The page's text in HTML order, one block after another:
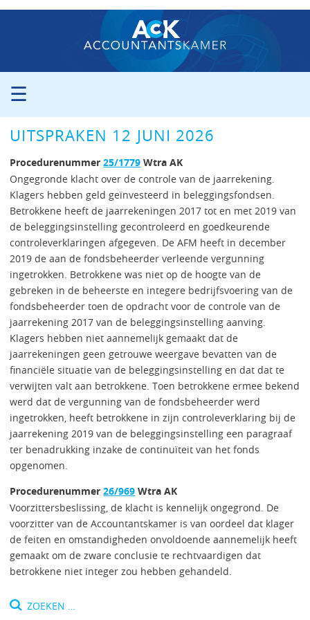
☰
ORGANISATIE
PROCEDURE
PERS
PUBLICATIES
UITSPRAKEN
ZITTINGSAGENDA
CONTACT
UITSPRAKEN 12 JUNI 2026
Procedurenummer25/1779 Wtra AK
Ongegronde klacht over de controle van de jaarrekening.
Klagers hebben geld geïnvesteerd in beleggingsfondsen.
Betrokkene heeft de jaarrekeningen 2017 tot en met 2019 van
de beleggingsinstelling gecontroleerd en goedkeurende
controleverklaringen afgegeven. De AFM heeft in december
2019 de aan de fondsbeheerder verleende vergunning
ingetrokken. Betrokkene was niet op de hoogte van de
gebreken in de beheerste en integere bedrijfsvoering van de
fondsbeheerder toen de opdracht voor de controle van de
jaarrekening 2017 van de beleggingsinstelling aanving.
Klagers hebben niet aannemelijk gemaakt dat de
jaarrekeningen geen getrouwe weergave bevatten van de
financiële situatie van de beleggingsinstelling en dat dat te
verwijten valt aan betrokkene. Toen betrokkene ermee bekend
werd dat de vergunning van de fondsbeheerder werd
ingetrokken, heeft betrokkene in zijn controleverklaring bij de
jaarrekening 2019 van de beleggingsinstelling een paragraaf
ter benadrukking inzake de continuïteit van het fonds
opgenomen.
Procedurenummer26/969 Wtra AK
Voorzittersbeslissing, de klacht is kennelijk ongegrond. De
voorzitter van de Accountantskamer is van oordeel dat klager
de feiten en omstandigheden onvoldoende aannemelijk heeft
gemaakt om de zware conclusie te rechtvaardigen dat
betrokkene niet integer zou hebben gehandeld.
Zoeken